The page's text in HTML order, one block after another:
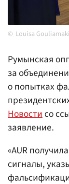
Louisa
Румынская
за
о попытках
Новостисо
заявление.
«AUR
сигналы,